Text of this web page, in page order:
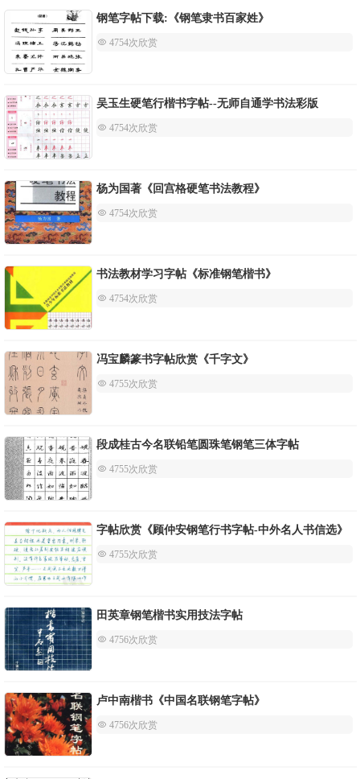
钢笔字帖下载:《钢笔隶书百家姓》
 4754次欣赏
吴玉生硬笔行楷书字帖--无师自通学书法彩版
 4754次欣赏
杨为国著《回宫格硬笔书法教程》
 4754次欣赏
书法教材学习字帖《标准钢笔楷书》
 4754次欣赏
冯宝麟篆书字帖欣赏《千字文》
 4755次欣赏
段成桂古今名联铅笔圆珠笔钢笔三体字帖
 4755次欣赏
字帖欣赏《顾仲安钢笔行书字帖-中外名人书信选》
 4755次欣赏
田英章钢笔楷书实用技法字帖
 4756次欣赏
卢中南楷书《中国名联钢笔字帖》
 4756次欣赏